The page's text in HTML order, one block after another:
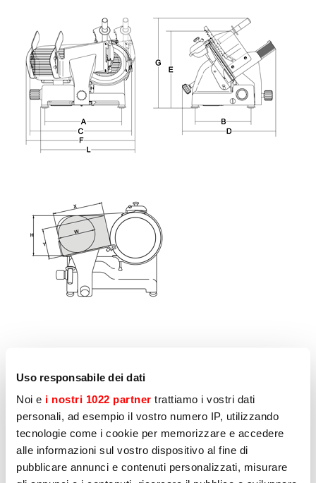
Uso responsabile dei dati
Noi e i nostri 1022 partner trattiamo i vostri dati
personali, ad esempio il vostro numero IP, utilizzando
tecnologie come i cookie per memorizzare e accedere
alle informazioni sul vostro dispositivo al fine di
pubblicare annunci e contenuti personalizzati, misurare
7TH JULY 2023
Cleaning your slicer: easy-to-
clean models and tips for